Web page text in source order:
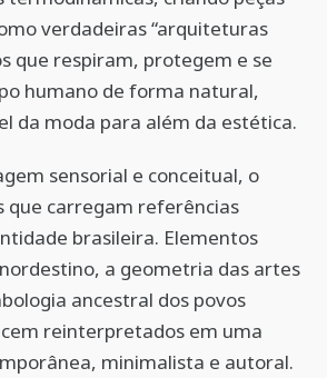
verdadeiras “arquiteturas
que respiram, protegem e se
humano de forma natural,
da moda para além da estética.
sensorial e conceitual, o
que carregam referências
brasileira. Elementos
a geometria das artes
ancestral dos povos
reinterpretados em uma
minimalista e autoral.